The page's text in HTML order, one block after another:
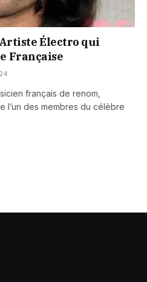
Électro qui
Française
français de renom,
l’un des membres du célèbre